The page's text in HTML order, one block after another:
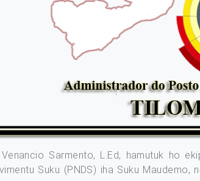
Sarmento, L.Ed, hamutuk ho
Suku (PNDS) iha Suku Maudemo,